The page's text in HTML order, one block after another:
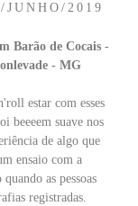
JUNHO/2019
Barão de Cocais -
- MG
estar com esses
beeeem suave nos
de algo que
ensaio com a
as pessoas
registradas.